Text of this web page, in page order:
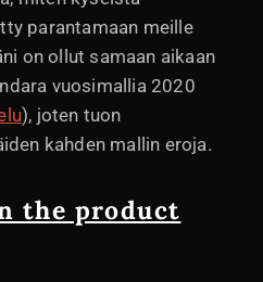
parantamaan meille
on ollut samaan aikaan
vuosimallia 2020
), joten tuon
kahden mallin eroja.
the product